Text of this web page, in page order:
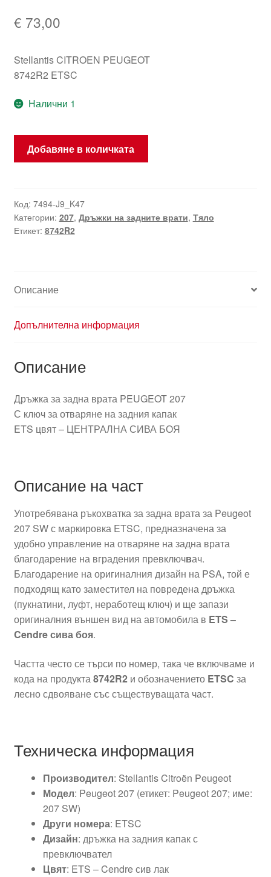
€ 73,00
Stellantis CITROEN PEUGEOT
8742R2 ETSC
Налични 1
количество
Peugeot
207
SW
Добавяне в количката
Код: 7494-J9_K47
Категории: 207, Дръжки на задните врати, Тяло
Етикет: 8742R2
Описание
Допълнителна информация
Описание
Дръжка за задна врата PEUGEOT 207
С ключ за отваряне на задния капак
ETS цвят – ЦЕНТРАЛНА СИВА БОЯ
Описание на част
Употребявана ръкохватка за задна врата за Peugeot
207 SW с маркировка ETSC, предназначена за
удобно управление на отваряне на задна врата
благодарение на вградения превключвач.
Благодарение на оригиналния дизайн на PSA, той е
подходящ като заместител на повредена дръжка
(пукнатини, луфт, неработещ ключ) и ще запази
оригиналния външен вид на автомобила в ETS –
Cendre сива боя.
Частта често се търси по номер, така че включваме и
кода на продукта8742R2и обозначението ETSC за
лесно сдвояване със съществуващата част.
Техническа информация
Производител: Stellantis Citroën Peugeot
Модел: Peugeot 207 (етикет: Peugeot 207; име:
207 SW)
Други номера: ETSC
Дизайн: дръжка на задния капак с
превключвател
Цвят: ETS – Cendre сив лак